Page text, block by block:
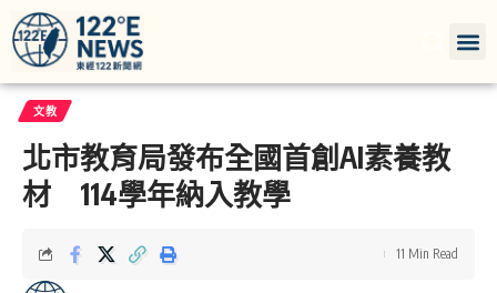
文教
北市教育局發布全國首創AI素養教
材 114學年納入教學
11 Min Read